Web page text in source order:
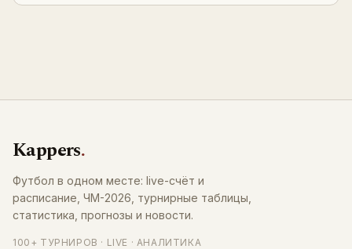
Kappers.
Футбол в одном месте: live-счёт и
расписание, ЧМ-2026, турнирные таблицы,
статистика, прогнозы и новости.
100+ ТУРНИРОВ · LIVE · АНАЛИТИКА